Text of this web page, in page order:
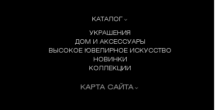
КАТАЛОГ
УКРАШЕНИЯ
ДОМ И АКСЕССУАРЫ
ВЫСОКОЕ ЮВЕЛИРНОЕ ИСКУССТВО
НОВИНКИ
КОЛЛЕКЦИИ
КАРТА САЙТА